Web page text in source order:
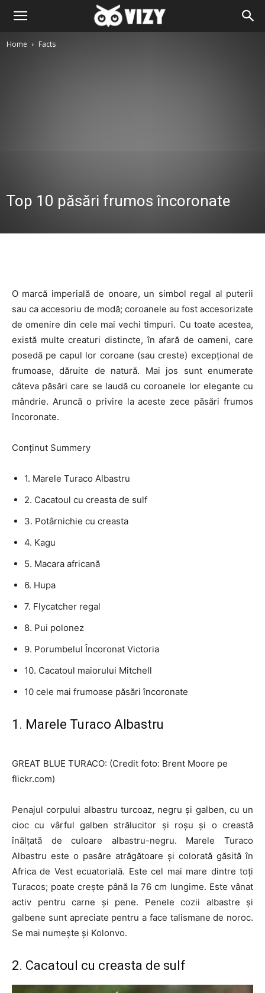
Home Facts
Top 10 păsări frumos încoronate
O marcă imperială de onoare, un simbol regal al puterii
sau ca accesoriu de modă; coroanele au fost accesorizate
de omenire din cele mai vechi timpuri. Cu toate acestea,
există multe creaturi distincte, în afară de oameni, care
posedă pe capul lor coroane (sau creste) excepțional de
frumoase, dăruite de natură. Mai jos sunt enumerate
câteva păsări care se laudă cu coroanele lor elegante cu
mândrie. Aruncă o privire la aceste zece păsări frumos
încoronate.
Conținut Summery
1. Marele Turaco Albastru
2. Cacatoul cu creasta de sulf
3. Potârnichie cu creasta
4. Kagu
5. Macara africană
6. Hupa
7. Flycatcher regal
8. Pui polonez
9. Porumbelul Încoronat Victoria
10. Cacatoul maiorului Mitchell
10 cele mai frumoase păsări încoronate
1. Marele Turaco Albastru
GREAT BLUE TURACO: (Credit foto: Brent Moore pe
flickr.com)
Penajul corpului albastru turcoaz, negru și galben, cu un
cioc cu vârful galben strălucitor și roșu și o creastă
înălțată de culoare albastru-negru. Marele Turaco
Albastru este o pasăre atrăgătoare și colorată găsită în
Africa de Vest ecuatorială. Este cel mai mare dintre toți
Turacos; poate crește până la 76 cm lungime. Este vânat
activ pentru carne și pene. Penele cozii albastre și
galbene sunt apreciate pentru a face talismane de noroc.
Se mai numește și Kolonvo.
2. Cacatoul cu creasta de sulf